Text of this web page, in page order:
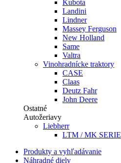
Kubota
Landini
Lindner
Massey Ferguson
New Holland
Same
Valtra
Vinohradnícke traktory
CASE
Claas
Deutz Fahr
John Deere
Ostatné
Autožeriavy
Liebherr
LTM / MK SERIE
Produkty a vyhľadávanie
Náhradné diely